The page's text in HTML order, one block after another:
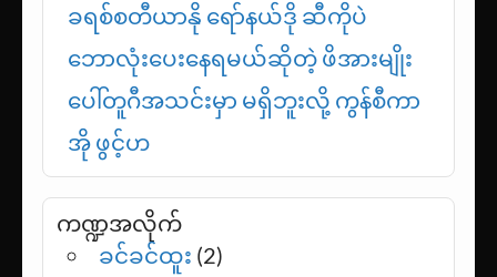
ခရစ်စတီယာနို ရော်နယ်ဒို ဆီကိုပဲ
ဘောလုံးပေးနေရမယ်ဆိုတဲ့ ဖိအားမျိုး
ပေါ်တူဂီအသင်းမှာ မရှိဘူးလို့ ကွန်စီကာ
အို ဖွင့်ဟ
ကဏ္ဍအလိုက်
ခင်ခင်ထူး (2)